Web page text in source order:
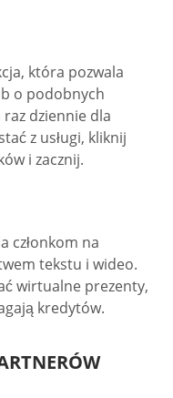
która pozwala
o podobnych
dziennie dla
z usługi, kliknij
i zacznij.
członkom na
tekstu i wideo.
wirtualne prezenty,
kredytów.